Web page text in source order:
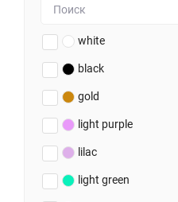
white
black
gold
light purple
lilac
light green